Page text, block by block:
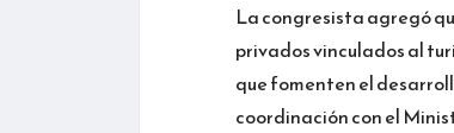
La congresista agregó
privados vinculados al
que fomenten el
coordinación con el